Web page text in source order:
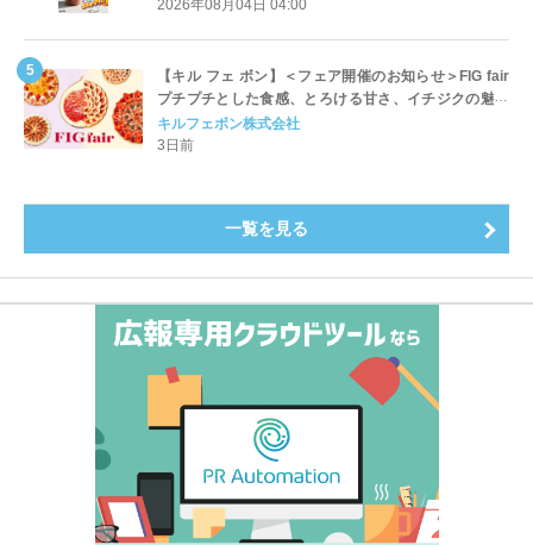
2026年08月04日 04:00
【キル フェ ボン】＜フェア開催のお知らせ＞FIG fair
プチプチとした食感、とろける甘さ、イチジクの魅力
をたっぷりと。新作を含め、イチジク尽くしの全4種が
登場8月20日（木）スタート
キルフェボン株式会社
3日前
一覧を見る